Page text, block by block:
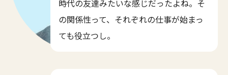
時代の友達みたいな感じだったよね。そ
の関係性って、それぞれの仕事が始まっ
ても役立つし。